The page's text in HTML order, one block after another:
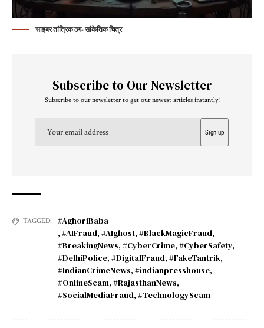
साइबर तांत्रिक ठग- सांकेतिक चित्र
Subscribe to Our Newsletter
Subscribe to our newsletter to get our newest articles instantly!
TAGGED:
#AghoriBaba
, #AIFraud, #AIghost, #BlackMagicFraud,
#BreakingNews, #CyberCrime, #CyberSafety,
#DelhiPolice, #DigitalFraud, #FakeTantrik,
#IndianCrimeNews, #indianpresshouse,
#OnlineScam, #RajasthanNews,
#SocialMediaFraud, #TechnologyScam